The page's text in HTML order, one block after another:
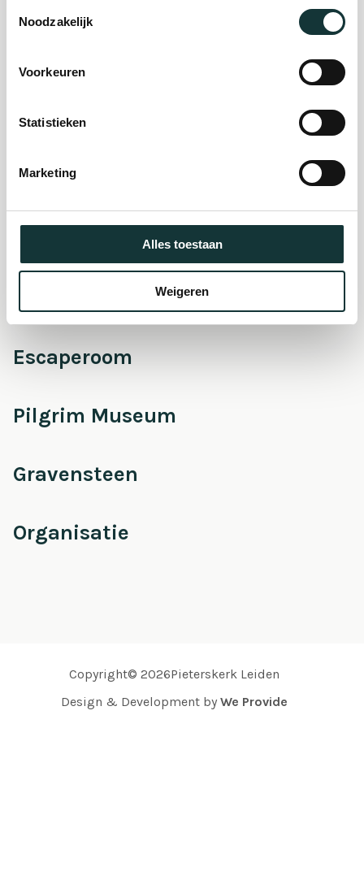
Noodzakelijk
Voorkeuren
Statistieken
Marketing
Alles toestaan
Weigeren
Auditie
De Pieterskerk als
Onderhoud &
Escaperoom
Pilgrim Museum
Gravensteen
Organisatie
Copyright© 2026Pieterskerk Leiden
Design & Development by We Provide